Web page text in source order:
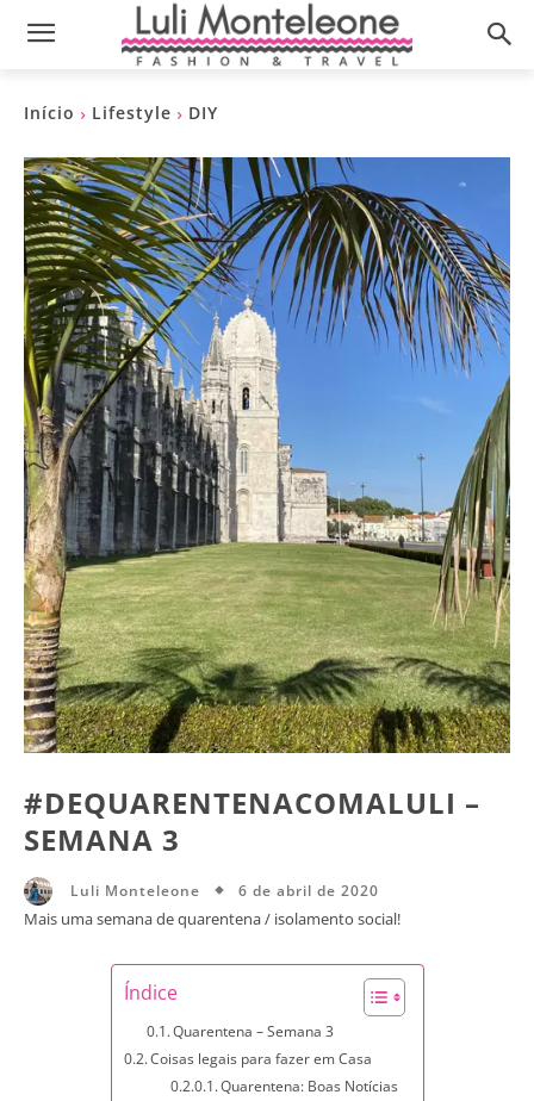
Início Lifestyle DIY
#DEQUARENTENACOMALULI –
SEMANA 3
Luli Monteleone 6 de abril de 2020
Mais uma semana de quarentena / isolamento social!
Índice
Quarentena – Semana 3
Coisas legais para fazer em Casa
Quarentena: Boas Notícias